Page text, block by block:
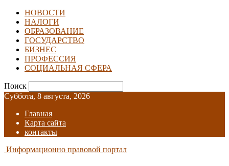
НОВОСТИ
НАЛОГИ
ОБРАЗОВАНИЕ
ГОСУДАРСТВО
БИЗНЕС
ПРОФЕССИЯ
СОЦИАЛЬНАЯ СФЕРА
Поиск
Суббота, 8 августа, 2026
Главная
Карта сайта
контакты
Информационно правовой портал